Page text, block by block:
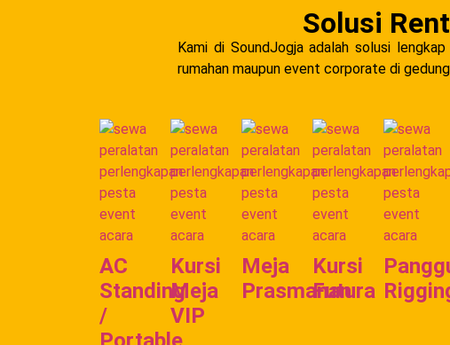
Solusi
Kami di SoundJogja adalah solusi
rumahan maupun event corporate di
AC
Standing
/
Kursi
Meja
VIP
Meja
Prasmanan
Kursi
Futura